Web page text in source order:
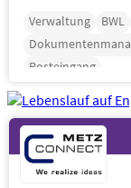
Verwaltung BWL
Posteingang